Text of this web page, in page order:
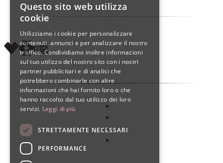
SPANISH
Questo sito web utilizza
cookie
Utilizziamo i cookie per personalizzare
contenuti, annunci e per analizzare il nostro
traffico. Condividiamo inoltre informazioni
sul tuo utilizzo del nostro sito con i nostri
partner pubblicitari e di analisi che
potrebbero combinarle con altre
informazioni che hai fornito loro o che
hanno raccolto dal tuo utilizzo dei loro
servizi. Leggi di più
STRETTAMENTE NECESSARI
PERFORMANCE